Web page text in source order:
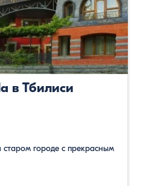
в Тбилиси
старом городе с прекрасным